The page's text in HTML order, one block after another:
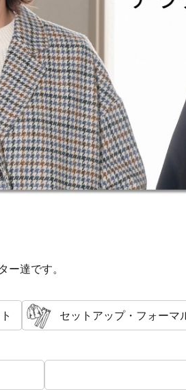
達です。
セットアップ・フォーマ